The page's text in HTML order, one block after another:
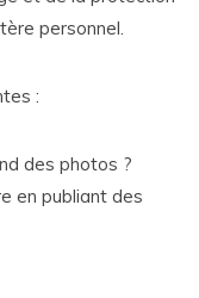
personnel.
:
des photos ?
en publiant des